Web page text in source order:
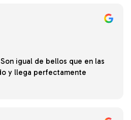
igual de bellos que en las
y llega perfectamente